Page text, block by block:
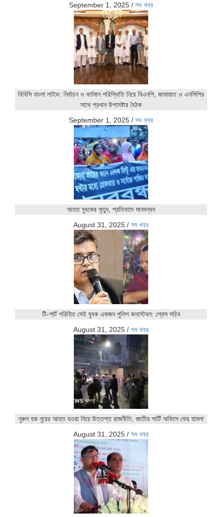
September 1, 2025 / সব খবর
বিবিসি বাংলা লাইভ: নির্বাচন ও বর্তমান পরিস্থিতি নিয়ে বিএনপি, জামায়াত ও এনসিপির
সাথে প্রধান উপদেষ্টার বৈঠক
September 1, 2025 / সব খবর
আহত যুবকের মৃত্যু, প্রতিবাদে মানবন্ধন
August 31, 2025 / সব খবর
টি-শার্ট পরিহিত সেই যুবক একজন পুলিশ কনস্টেবল: প্রেস সচিব
August 31, 2025 / সব খবর
নুরুল হক নুরের আহত হওয়া নিয়ে উত্তপ্ত রাজনীতি, জাতীয় পার্টি অফিসে ফের হামলা
August 31, 2025 / সব খবর